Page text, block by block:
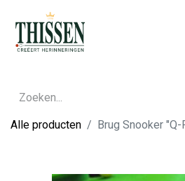
Alle producten Brug Snooker "Q-